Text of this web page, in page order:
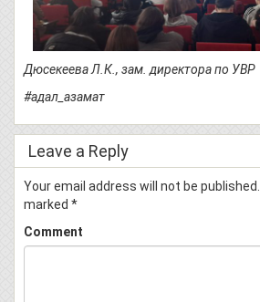
Дюсекеева Л.К., зам. директора по УВР
#адал_азамат
Leave a Reply
Your email address will not be published.
marked *
Comment